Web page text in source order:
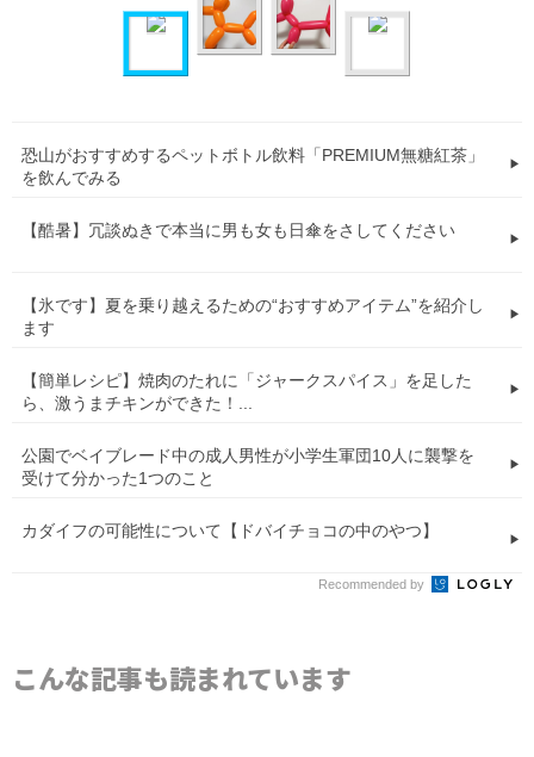
恐山がおすすめするペットボトル飲料「PREMIUM無糖紅茶」
を飲んでみる
【酷暑】冗談ぬきで本当に男も女も日傘をさしてください
【氷です】夏を乗り越えるための“おすすめアイテム”を紹介し
ます
【簡単レシピ】焼肉のたれに「ジャークスパイス」を足した
ら、激うまチキンができた！...
公園でベイブレード中の成人男性が小学生軍団10人に襲撃を
受けて分かった1つのこと
カダイフの可能性について【ドバイチョコの中のやつ】
Recommended by
こんな記事も読まれています